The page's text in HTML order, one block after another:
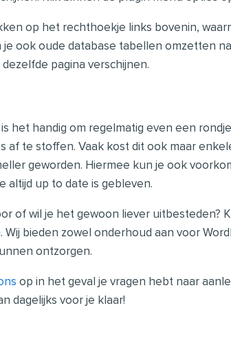
op het rechthoekje links bovenin,
je ook oude database tabellen omzetten
pagina verschijnen.
het handig om regelmatig even een
af te stoffen. Vaak kost dit ook maar
geworden. Hiermee kun je ook
altijd up to date is gebleven.
of wil je het gewoon liever uitbesteden?
. Wij bieden zowel onderhoud aan voor
ontzorgen.
op in het geval je vragen hebt naar
dagelijks voor je klaar!